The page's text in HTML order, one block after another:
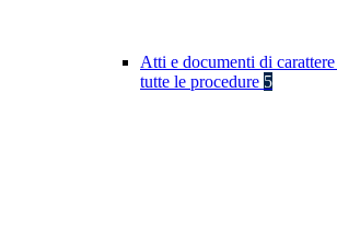
Atti e documenti di
tutte le procedure 5